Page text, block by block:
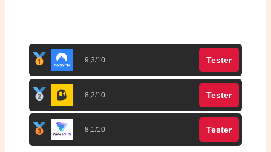
9,3/10 Tester
8,2/10 Tester
8,1/10 Tester